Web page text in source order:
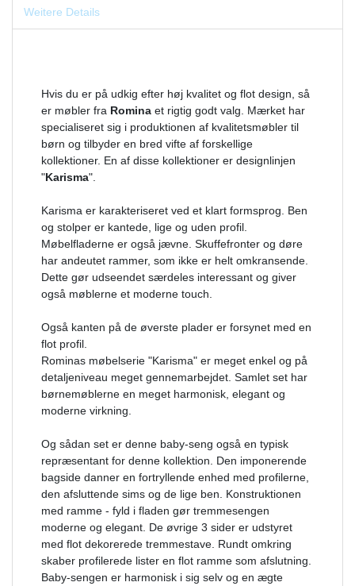
Weitere Details
Hvis du er på udkig efter høj kvalitet og flot design, så
er møbler fra Romina et rigtig godt valg. Mærket har
specialiseret sig i produktionen af kvalitetsmøbler til
børn og tilbyder en bred vifte af forskellige
kollektioner. En af disse kollektioner er designlinjen
"Karisma".
Karisma er karakteriseret ved et klart formsprog. Ben
og stolper er kantede, lige og uden profil.
Møbelfladerne er også jævne. Skuffefronter og døre
har andeutet rammer, som ikke er helt omkransende.
Dette gør udseendet særdeles interessant og giver
også møblerne et moderne touch.
Også kanten på de øverste plader er forsynet med en
flot profil.
Rominas møbelserie "Karisma" er meget enkel og på
detaljeniveau meget gennemarbejdet. Samlet set har
børnemøblerne en meget harmonisk, elegant og
moderne virkning.
Og sådan set er denne baby-seng også en typisk
repræsentant for denne kollektion. Den imponerende
bagside danner en fortryllende enhed med profilerne,
den afsluttende sims og de lige ben. Konstruktionen
med ramme - fyld i fladen gør tremmesengen
moderne og elegant. De øvrige 3 sider er udstyret
med flot dekorerede tremmestave. Rundt omkring
skaber profilerede lister en flot ramme som afslutning.
Baby-sengen er harmonisk i sig selv og en ægte